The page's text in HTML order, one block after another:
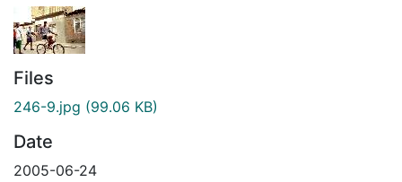
Files
246-9.jpg (99.06 KB)
Date
2005-06-24